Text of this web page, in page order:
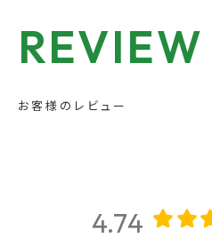
REVIEW
お客様のレビュー
4.74